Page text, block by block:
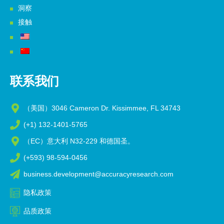
洞察
接触
联系我们
（美国）3046 Cameron Dr. Kissimmee, FL 34743
(+1) 132-1401-5765
（EC）意大利 N32-229 和德国圣。
(+593) 98-594-0456
business.development@accuracyresearch.com
隐私政策
品质政策